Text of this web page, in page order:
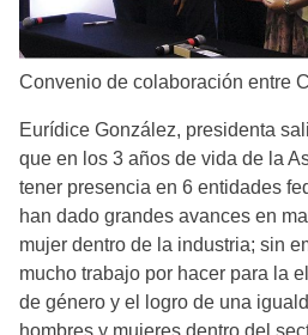
Convenio de colaboración entre
Eurídice González, presidenta
que en los 3 años de vida de la
tener presencia en 6 entidades
han dado grandes avances en
mujer dentro de la industria; sin
mucho trabajo por hacer para la
de género y el logro de una
hombres y mujeres dentro del